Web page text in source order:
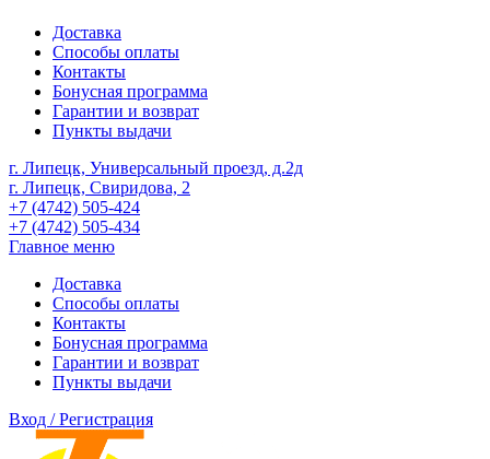
Доставка
Способы оплаты
Контакты
Бонусная программа
Гарантии и возврат
Пункты выдачи
г. Липецк, Универсальный проезд, д.2д
г. Липецк, Свиридова, 2
+7 (4742) 505-424
+7 (4742) 505-434
Главное меню
Доставка
Способы оплаты
Контакты
Бонусная программа
Гарантии и возврат
Пункты выдачи
Вход / Регистрация